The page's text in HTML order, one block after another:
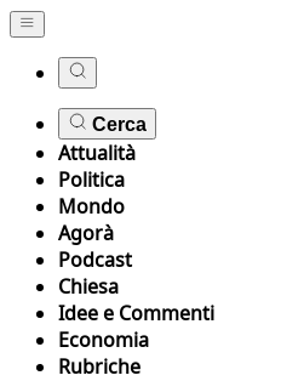
Cerca
Attualità
Politica
Mondo
Agorà
Podcast
Chiesa
Idee e Commenti
Economia
Rubriche